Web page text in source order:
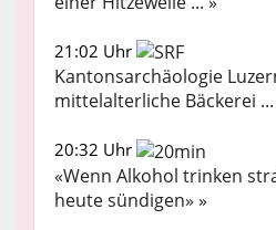
21:02 Uhr
Kantonsarchäologie
mittelalterliche Bäckerei ...
20:32 Uhr
«Wenn Alkohol trinken
heute sündigen» »